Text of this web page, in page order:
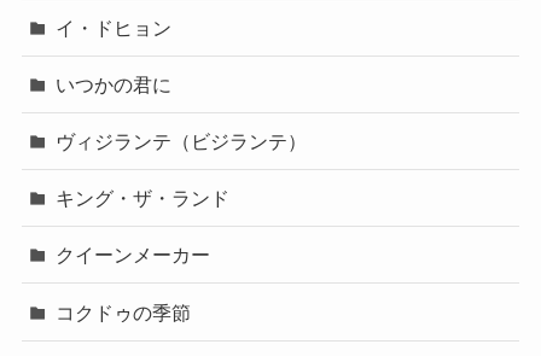
イ・ドヒョン
いつかの君に
ヴィジランテ（ビジランテ）
キング・ザ・ランド
クイーンメーカー
コクドゥの季節